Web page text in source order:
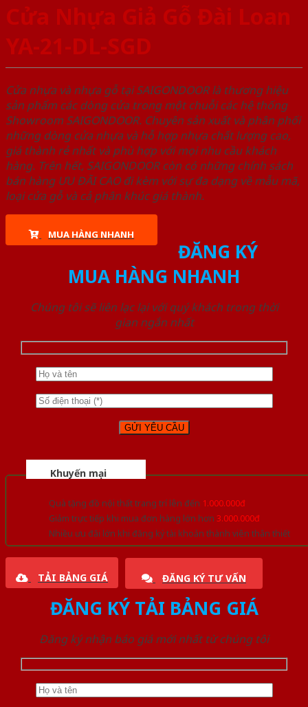
Cửa Nhựa Giả Gỗ Đài Loan
YA-21-DL-SGD
Cửa nhựa và nhựa gỗ tại SAIGONDOOR là thương hiệu
sản phẩm các dòng cửa trong một chuỗi các hệ thống
Showroom SAIGONDOOR. Chuyên sản xuất và phân phối
những dòng cửa nhựa và hỗ hợp nhựa chất lượng cao,
giá thành rẻ nhất và phù hợp với mọi nhu cầu khách
hàng. Trên hết, SAIGONDOOR còn có những chính sách
bán hàng ƯU ĐÃI CAO đi kèm với sự đa dạng về mẫu mã,
loại cửa gỗ và cả phân khúc giá thành.
MUA HÀNG NHANH
ĐĂNG KÝ
MUA HÀNG NHANH
Chúng tôi sẽ liên lạc lại với quý khách trong thời
gian ngắn nhất
Khuyến mại
Quà tặng đồ nội thất trang trí lên đến 1.000.000đ
Giảm trực tiếp khi mua đơn hàng lớn hơn 3.000.000đ
Nhiều ưu đãi lớn khi đăng ký tài khoản thành viên thân thiết
TẢI BẢNG GIÁ ĐĂNG KÝ TƯ VẤN
ĐĂNG KÝ TẢI BẢNG GIÁ
Đăng ký nhận báo giá mới nhất từ chúng tôi